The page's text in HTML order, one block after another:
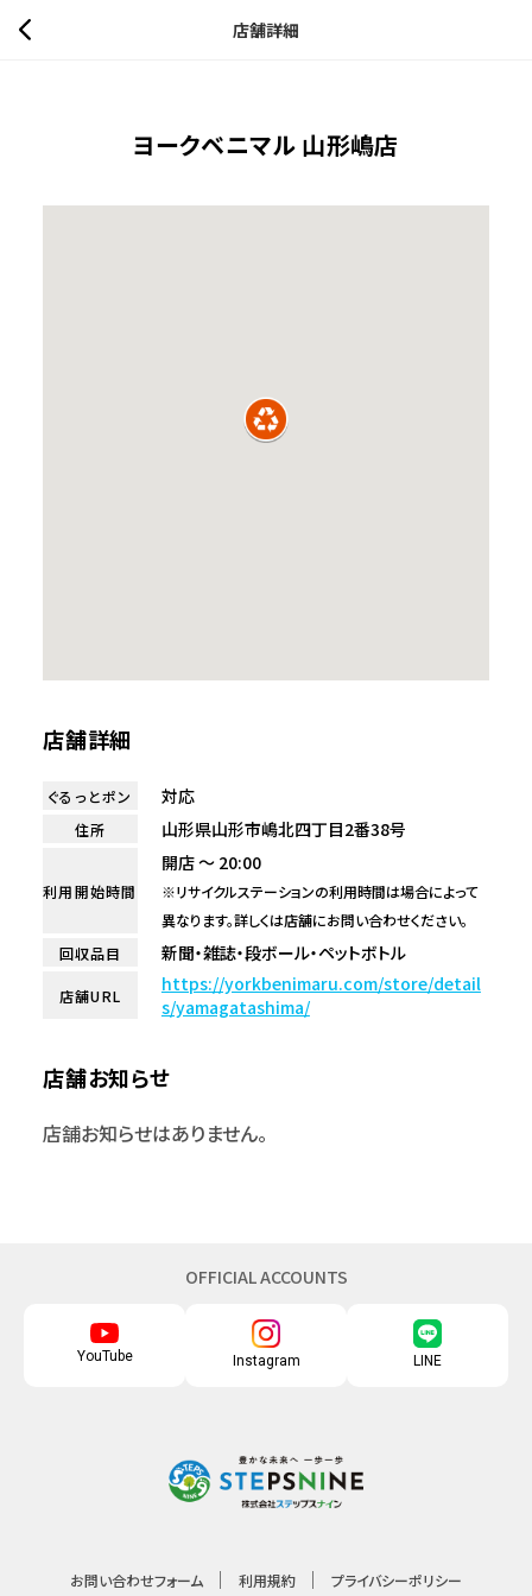
店舗詳細
ヨークベニマル 山形嶋店
店舗詳細
ぐるっとポン 対応
住所 山形県山形市嶋北四丁目2番38号
利用開始時間
開店 ～ 20:00
※リサイクルステーションの利用時間は場合によって
異なります。詳しくは店舗にお問い合わせください。
回収品目
新聞・雑誌・段ボール・ペットボトル
店舗URL
https://yorkbenimaru.com/store/detail
s/yamagatashima/
店舗お知らせ
店舗お知らせはありません。
OFFICIAL ACCOUNTS
YouTube Instagram LINE
お問い合わせフォーム 利用規約 プライバシーポリシー